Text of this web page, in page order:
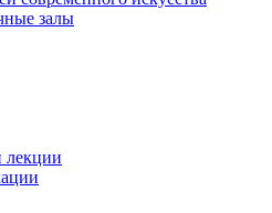
залы
лекции